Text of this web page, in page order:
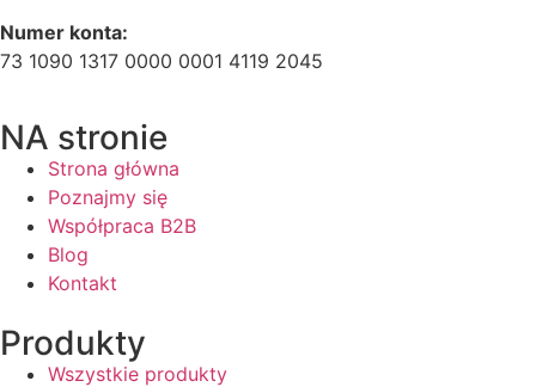
Numer konta:
73 1090 1317 0000 0001 4119 2045
NA stronie
Strona główna
Poznajmy się
Współpraca B2B
Blog
Kontakt
Produkty
Wszystkie produkty